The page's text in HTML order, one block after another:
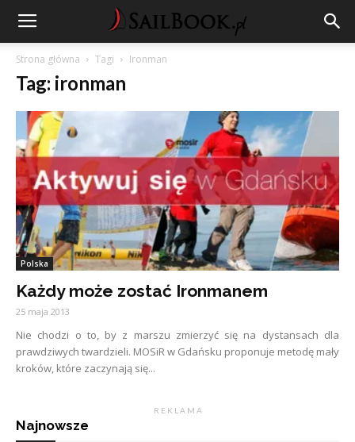
Strona główna Tagi Ironman
Tag: ironman
Polska
Każdy może zostać Ironmanem
25 maja 2013
Nie chodzi o to, by z marszu zmierzyć się na dystansach dla
prawdziwych twardzieli. MOSiR w Gdańsku proponuje metodę mały
kroków, które zaczynają się...
R E K L A M A
Najnowsze